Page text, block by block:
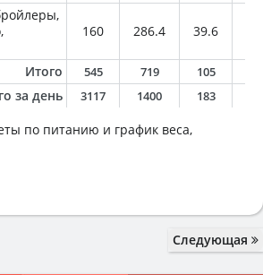
160 286.4 39.6
Итого 545 719 105
за день 3117 1400 183
по питанию и график веса,
Следующая